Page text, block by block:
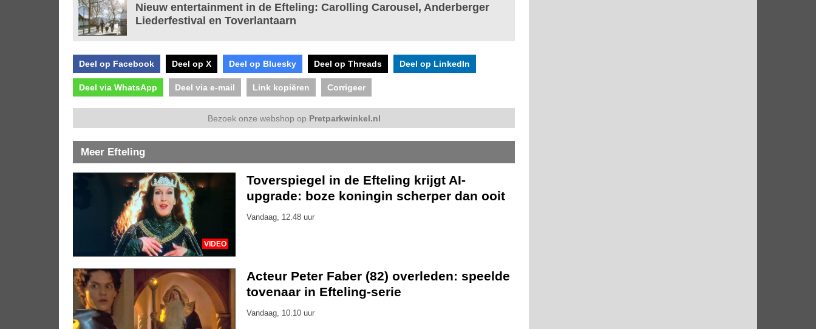
Nieuw entertainment in de Efteling: Carolling Carousel, Anderberger
Liederfestival en Toverlantaarn
Deel op Facebook Deel op X Deel op Bluesky Deel op Threads Deel op LinkedIn
Deel via WhatsApp Deel via e-mail Link kopiëren Corrigeer
Bezoek onze webshop op Pretparkwinkel.nl
Meer Efteling
VIDEO
Toverspiegel in de Efteling krijgt AI-
upgrade: boze koningin scherper dan ooit
Vandaag, 12.48 uur
Acteur Peter Faber (82) overleden: speelde
tovenaar in Efteling-serie
Vandaag, 10.10 uur